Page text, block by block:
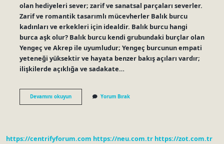
olan hediyeleri sever; zarif ve sanatsal parçaları severler.
Zarif ve romantik tasarımlı mücevherler Balık burcu
kadınları ve erkekleri için idealdir. Balık burcu hangi
burca aşk olur? Balık burcu kendi grubundaki burçlar olan
Yengeç ve Akrep ile uyumludur; Yengeç burcunun empati
yeteneği yüksektir ve hayata benzer bakış açıları vardır;
ilişkilerde açıklığa ve sadakate…
Devamını okuyunBalık
Burcu
Yorum Bırak
https://centrifyforum.com https://neu.com.tr https://zot.com.tr